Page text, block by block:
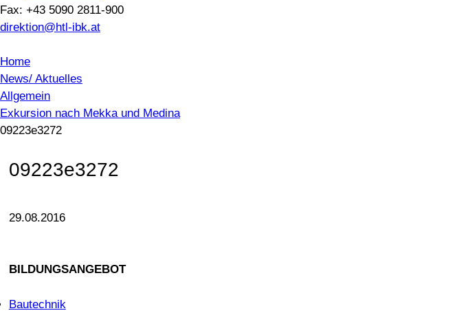
Fax: +43 5090 2811-900
direktion@htl-ibk.at
Home
News/ Aktuelles
Allgemein
Exkursion nach Mekka und Medina
09223e3272
09223e3272
29.08.2016
BILDUNGSANGEBOT
Bautechnik